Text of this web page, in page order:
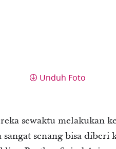
Unduh Foto
sewaktu melakukan
senang bisa diberi